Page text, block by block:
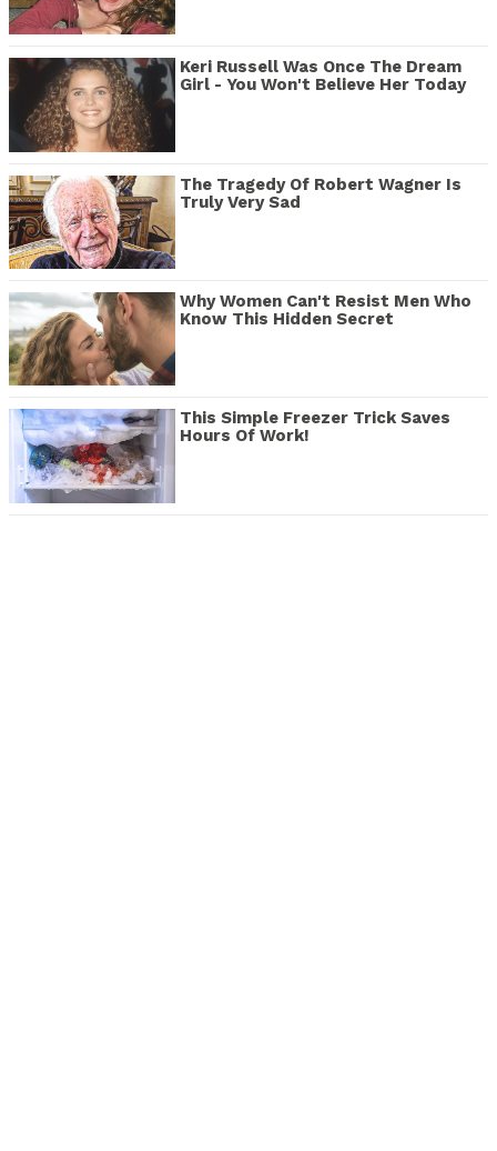
Keri Russell Was Once The Dream
Girl - You Won't Believe Her Today
The Tragedy Of Robert Wagner Is
Truly Very Sad
Why Women Can't Resist Men Who
Know This Hidden Secret
This Simple Freezer Trick Saves
Hours Of Work!